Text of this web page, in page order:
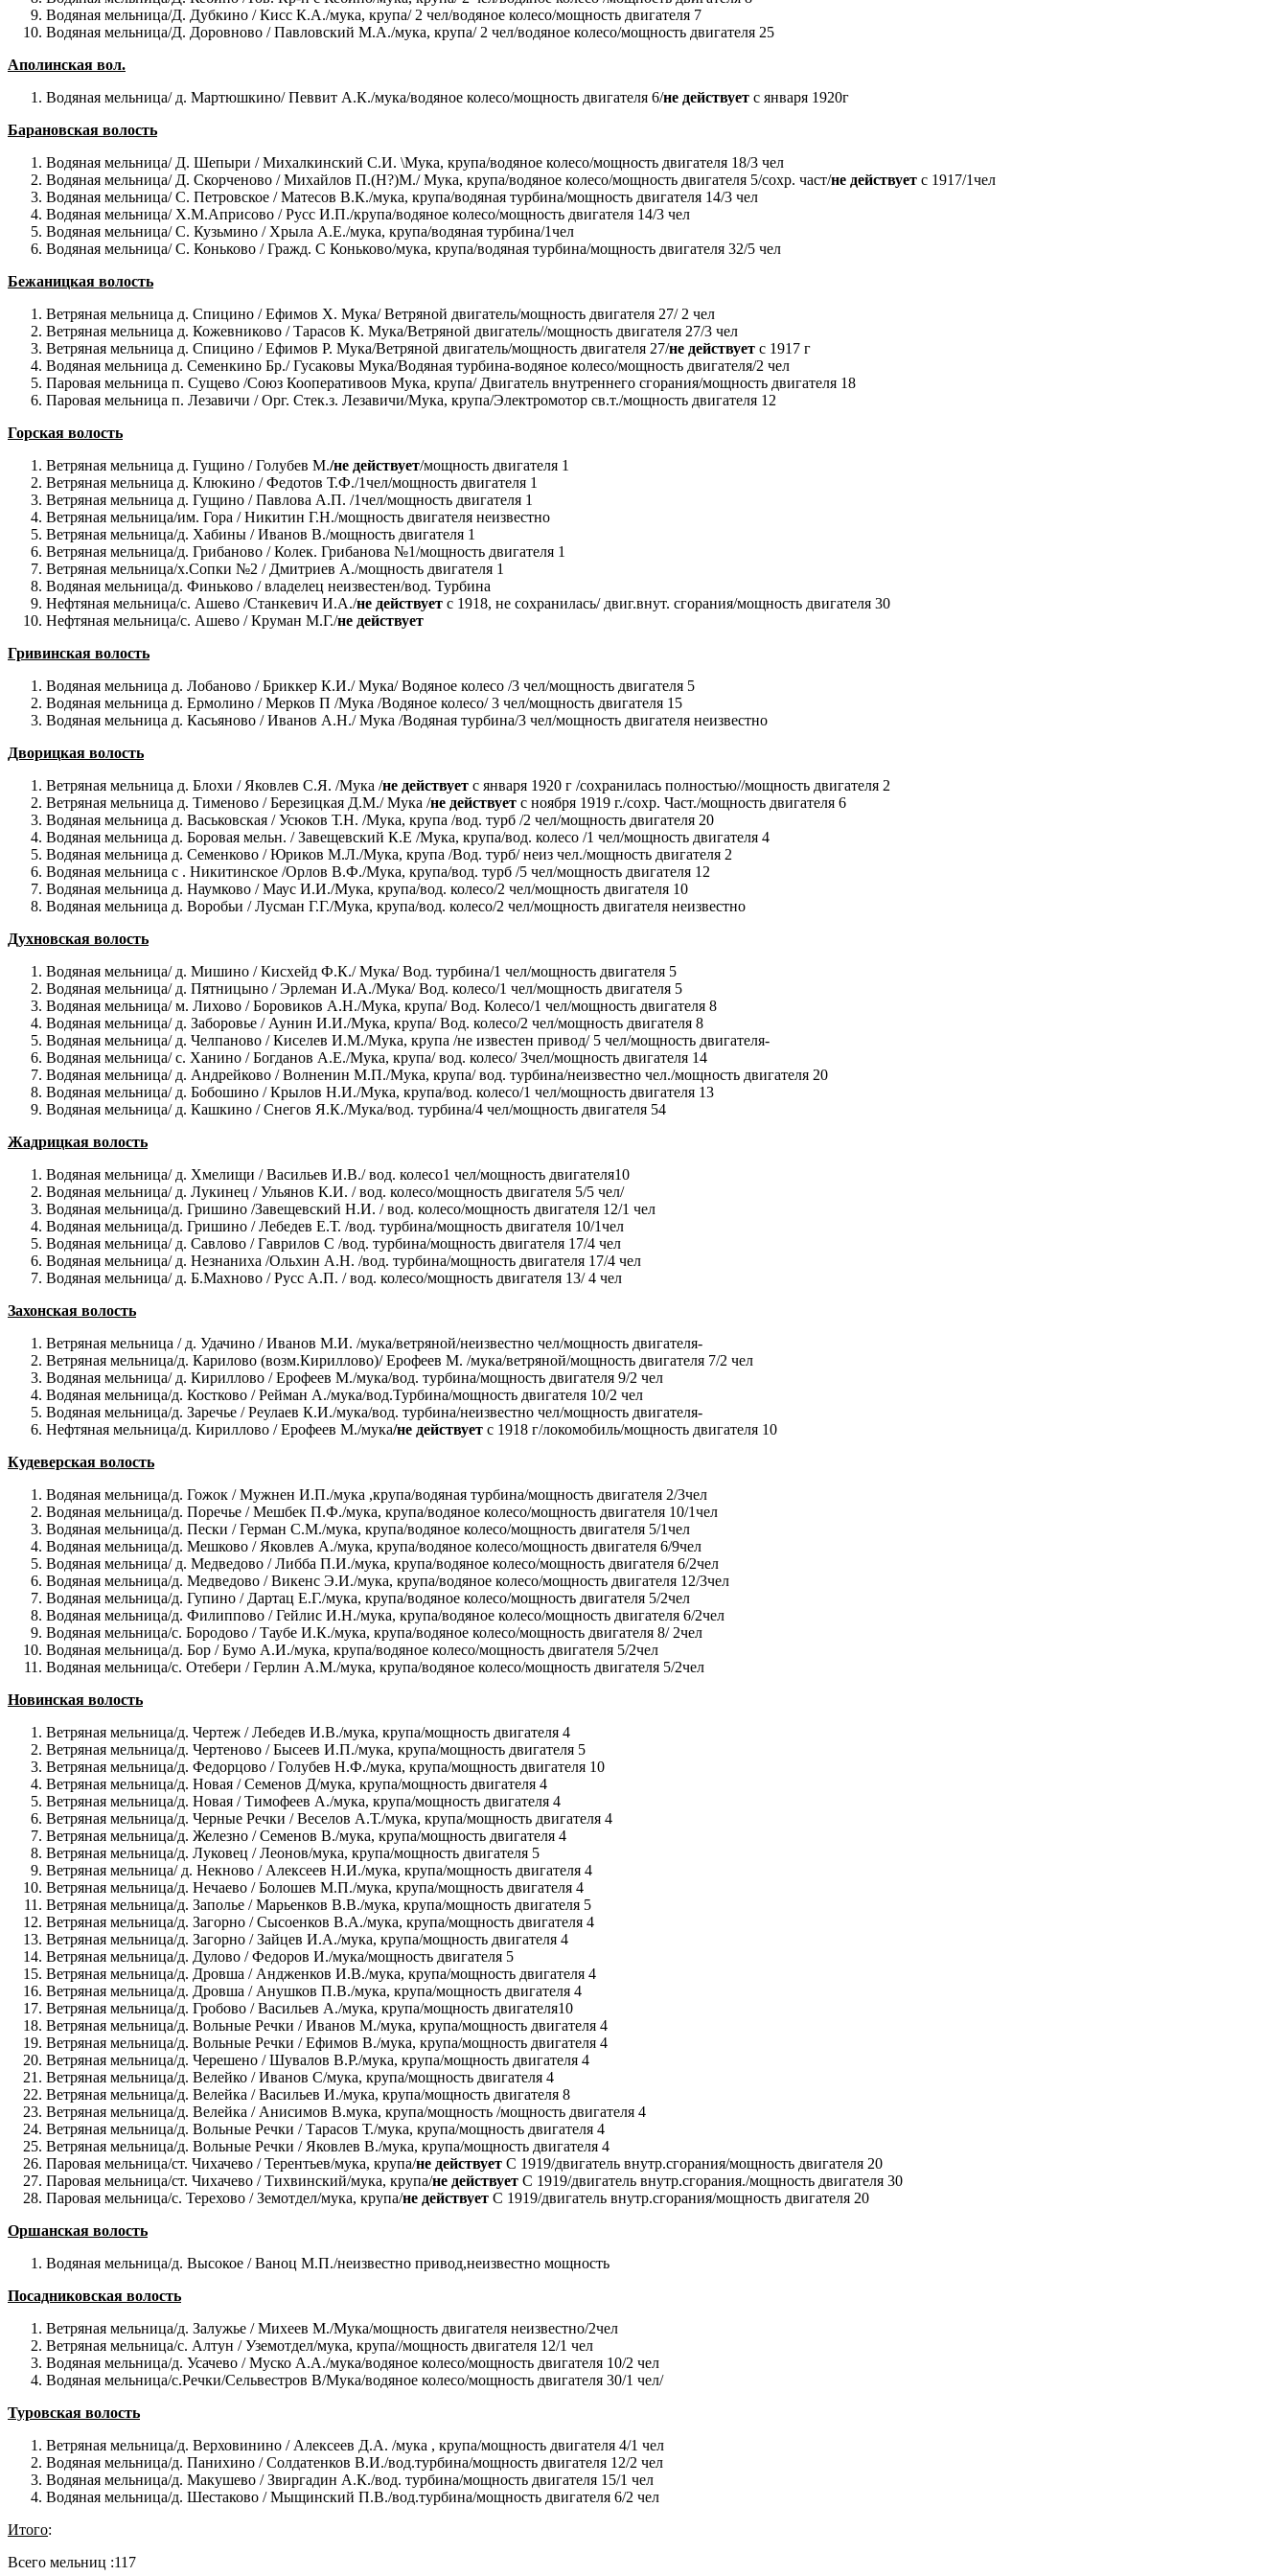
Водяная мельница/Д. Дубкино / Кисс К.А./мука, крупа/ 2 чел/водяное колесо/мощность двигателя 7
Водяная мельница/Д. Доровново / Павловский М.А./мука, крупа/ 2 чел/водяное колесо/мощность двигателя 25
Аполинская вол.
Водяная мельница/ д. Мартюшкино/ Певвит А.К./мука/водяное колесо/мощность двигателя 6/не действует с января 1920г
Барановская волость
Водяная мельница/ Д. Шепыри / Михалкинский С.И. \Мука, крупа/водяное колесо/мощность двигателя 18/3 чел
Водяная мельница/ Д. Скорченово / Михайлов П.(Н?)М./ Мука, крупа/водяное колесо/мощность двигателя 5/сохр. част/не действует с 1917/1чел
Водяная мельница/ С. Петровское / Матесов В.К./мука, крупа/водяная турбина/мощность двигателя 14/3 чел
Водяная мельница/ Х.М.Априсово / Русс И.П./крупа/водяное колесо/мощность двигателя 14/3 чел
Водяная мельница/ С. Кузьмино / Хрыла А.Е./мука, крупа/водяная турбина/1чел
Водяная мельница/ С. Коньково / Гражд. С Коньково/мука, крупа/водяная турбина/мощность двигателя 32/5 чел
Бежаницкая волость
Ветряная мельница д. Спицино / Ефимов Х. Мука/ Ветряной двигатель/мощность двигателя 27/ 2 чел
Ветряная мельница д. Кожевниково / Тарасов К. Мука/Ветряной двигатель//мощность двигателя 27/3 чел
Ветряная мельница д. Спицино / Ефимов Р. Мука/Ветряной двигатель/мощность двигателя 27/не действует с 1917 г
Водяная мельница д. Семенкино Бр./ Гусаковы Мука/Водяная турбина-водяное колесо/мощность двигателя/2 чел
Паровая мельница п. Сущево /Союз Кооперативоов Мука, крупа/ Двигатель внутреннего сгорания/мощность двигателя 18
Паровая мельница п. Лезавичи / Орг. Стек.з. Лезавичи/Мука, крупа/Электромотор св.т./мощность двигателя 12
Горская волость
Ветряная мельница д. Гущино / Голубев М./не действует/мощность двигателя 1
Ветряная мельница д. Клюкино / Федотов Т.Ф./1чел/мощность двигателя 1
Ветряная мельница д. Гущино / Павлова А.П. /1чел/мощность двигателя 1
Ветряная мельница/им. Гора / Никитин Г.Н./мощность двигателя неизвестно
Ветряная мельница/д. Хабины / Иванов В./мощность двигателя 1
Ветряная мельница/д. Грибаново / Колек. Грибанова №1/мощность двигателя 1
Ветряная мельница/х.Сопки №2 / Дмитриев А./мощность двигателя 1
Водяная мельница/д. Финьково / владелец неизвестен/вод. Турбина
Нефтяная мельница/с. Ашево /Станкевич И.А./не действует с 1918, не сохранилась/ двиг.внут. сгорания/мощность двигателя 30
Нефтяная мельница/с. Ашево / Круман М.Г./не действует
Гривинская волость
Водяная мельница д. Лобаново / Бриккер К.И./ Мука/ Водяное колесо /3 чел/мощность двигателя 5
Водяная мельница д. Ермолино / Мерков П /Мука /Водяное колесо/ 3 чел/мощность двигателя 15
Водяная мельница д. Касьяново / Иванов А.Н./ Мука /Водяная турбина/3 чел/мощность двигателя неизвестно
Дворицкая волость
Ветряная мельница д. Блохи / Яковлев С.Я. /Мука /не действует с января 1920 г /сохранилась полностью//мощность двигателя 2
Ветряная мельница д. Тименово / Березицкая Д.М./ Мука /не действует с ноября 1919 г./сохр. Част./мощность двигателя 6
Водяная мельница д. Васьковская / Усюков Т.Н. /Мука, крупа /вод. турб /2 чел/мощность двигателя 20
Водяная мельница д. Боровая мельн. / Завещевский К.Е /Мука, крупа/вод. колесо /1 чел/мощность двигателя 4
Водяная мельница д. Семенково / Юриков М.Л./Мука, крупа /Вод. турб/ неиз чел./мощность двигателя 2
Водяная мельница с . Никитинское /Орлов В.Ф./Мука, крупа/вод. турб /5 чел/мощность двигателя 12
Водяная мельница д. Наумково / Маус И.И./Мука, крупа/вод. колесо/2 чел/мощность двигателя 10
Водяная мельница д. Воробьи / Лусман Г.Г./Мука, крупа/вод. колесо/2 чел/мощность двигателя неизвестно
Духновская волость
Водяная мельница/ д. Мишино / Кисхейд Ф.К./ Мука/ Вод. турбина/1 чел/мощность двигателя 5
Водяная мельница/ д. Пятницыно / Эрлеман И.А./Мука/ Вод. колесо/1 чел/мощность двигателя 5
Водяная мельница/ м. Лихово / Боровиков А.Н./Мука, крупа/ Вод. Колесо/1 чел/мощность двигателя 8
Водяная мельница/ д. Заборовье / Аунин И.И./Мука, крупа/ Вод. колесо/2 чел/мощность двигателя 8
Водяная мельница/ д. Челпаново / Киселев И.М./Мука, крупа /не известен привод/ 5 чел/мощность двигателя-
Водяная мельница/ с. Ханино / Богданов А.Е./Мука, крупа/ вод. колесо/ 3чел/мощность двигателя 14
Водяная мельница/ д. Андрейково / Волненин М.П./Мука, крупа/ вод. турбина/неизвестно чел./мощность двигателя 20
Водяная мельница/ д. Бобошино / Крылов Н.И./Мука, крупа/вод. колесо/1 чел/мощность двигателя 13
Водяная мельница/ д. Кашкино / Снегов Я.К./Мука/вод. турбина/4 чел/мощность двигателя 54
Жадрицкая волость
Водяная мельница/ д. Хмелищи / Васильев И.В./ вод. колесо1 чел/мощность двигателя10
Водяная мельница/ д. Лукинец / Ульянов К.И. / вод. колесо/мощность двигателя 5/5 чел/
Водяная мельница/д. Гришино /Завещевский Н.И. / вод. колесо/мощность двигателя 12/1 чел
Водяная мельница/д. Гришино / Лебедев Е.Т. /вод. турбина/мощность двигателя 10/1чел
Водяная мельница/ д. Савлово / Гаврилов С /вод. турбина/мощность двигателя 17/4 чел
Водяная мельница/ д. Незнаниха /Ольхин А.Н. /вод. турбина/мощность двигателя 17/4 чел
Водяная мельница/ д. Б.Махново / Русс А.П. / вод. колесо/мощность двигателя 13/ 4 чел
Захонская волость
Ветряная мельница / д. Удачино / Иванов М.И. /мука/ветряной/неизвестно чел/мощность двигателя-
Ветряная мельница/д. Карилово (возм.Кириллово)/ Ерофеев М. /мука/ветряной/мощность двигателя 7/2 чел
Водяная мельница/ д. Кириллово / Ерофеев М./мука/вод. турбина/мощность двигателя 9/2 чел
Водяная мельница/д. Костково / Рейман А./мука/вод.Турбина/мощность двигателя 10/2 чел
Водяная мельница/д. Заречье / Реулаев К.И./мука/вод. турбина/неизвестно чел/мощность двигателя-
Нефтяная мельница/д. Кириллово / Ерофеев М./мука/не действует с 1918 г/локомобиль/мощность двигателя 10
Кудеверская волость
Водяная мельница/д. Гожок / Мужнен И.П./мука ,крупа/водяная турбина/мощность двигателя 2/3чел
Водяная мельница/д. Поречье / Мешбек П.Ф./мука, крупа/водяное колесо/мощность двигателя 10/1чел
Водяная мельница/д. Пески / Герман С.М./мука, крупа/водяное колесо/мощность двигателя 5/1чел
Водяная мельница/д. Мешково / Яковлев А./мука, крупа/водяное колесо/мощность двигателя 6/9чел
Водяная мельница/ д. Медведово / Либба П.И./мука, крупа/водяное колесо/мощность двигателя 6/2чел
Водяная мельница/д. Медведово / Викенс Э.И./мука, крупа/водяное колесо/мощность двигателя 12/3чел
Водяная мельница/д. Гупино / Дартац Е.Г./мука, крупа/водяное колесо/мощность двигателя 5/2чел
Водяная мельница/д. Филиппово / Гейлис И.Н./мука, крупа/водяное колесо/мощность двигателя 6/2чел
Водяная мельница/с. Бородово / Таубе И.К./мука, крупа/водяное колесо/мощность двигателя 8/ 2чел
Водяная мельница/д. Бор / Бумо А.И./мука, крупа/водяное колесо/мощность двигателя 5/2чел
Водяная мельница/с. Отебери / Герлин А.М./мука, крупа/водяное колесо/мощность двигателя 5/2чел
Новинская волость
Ветряная мельница/д. Чертеж / Лебедев И.В./мука, крупа/мощность двигателя 4
Ветряная мельница/д. Чертеново / Бысеев И.П./мука, крупа/мощность двигателя 5
Ветряная мельница/д. Федорцово / Голубев Н.Ф./мука, крупа/мощность двигателя 10
Ветряная мельница/д. Новая / Семенов Д/мука, крупа/мощность двигателя 4
Ветряная мельница/д. Новая / Тимофеев А./мука, крупа/мощность двигателя 4
Ветряная мельница/д. Черные Речки / Веселов А.Т./мука, крупа/мощность двигателя 4
Ветряная мельница/д. Железно / Семенов В./мука, крупа/мощность двигателя 4
Ветряная мельница/д. Луковец / Леонов/мука, крупа/мощность двигателя 5
Ветряная мельница/ д. Некново / Алексеев Н.И./мука, крупа/мощность двигателя 4
Ветряная мельница/д. Нечаево / Болошев М.П./мука, крупа/мощность двигателя 4
Ветряная мельница/д. Заполье / Марьенков В.В./мука, крупа/мощность двигателя 5
Ветряная мельница/д. Загорно / Сысоенков В.А./мука, крупа/мощность двигателя 4
Ветряная мельница/д. Загорно / Зайцев И.А./мука, крупа/мощность двигателя 4
Ветряная мельница/д. Дулово / Федоров И./мука/мощность двигателя 5
Ветряная мельница/д. Дровша / Андженков И.В./мука, крупа/мощность двигателя 4
Ветряная мельница/д. Дровша / Анушков П.В./мука, крупа/мощность двигателя 4
Ветряная мельница/д. Гробово / Васильев А./мука, крупа/мощность двигателя10
Ветряная мельница/д. Вольные Речки / Иванов М./мука, крупа/мощность двигателя 4
Ветряная мельница/д. Вольные Речки / Ефимов В./мука, крупа/мощность двигателя 4
Ветряная мельница/д. Черешено / Шувалов В.Р./мука, крупа/мощность двигателя 4
Ветряная мельница/д. Велейко / Иванов С/мука, крупа/мощность двигателя 4
Ветряная мельница/д. Велейка / Васильев И./мука, крупа/мощность двигателя 8
Ветряная мельница/д. Велейка / Анисимов В.мука, крупа/мощность /мощность двигателя 4
Ветряная мельница/д. Вольные Речки / Тарасов Т./мука, крупа/мощность двигателя 4
Ветряная мельница/д. Вольные Речки / Яковлев В./мука, крупа/мощность двигателя 4
Паровая мельница/ст. Чихачево / Терентьев/мука, крупа/не действует С 1919/двигатель внутр.сгорания/мощность двигателя 20
Паровая мельница/ст. Чихачево / Тихвинский/мука, крупа/не действует С 1919/двигатель внутр.сгорания./мощность двигателя 30
Паровая мельница/с. Терехово / Земотдел/мука, крупа/не действует С 1919/двигатель внутр.сгорания/мощность двигателя 20
Оршанская волость
Водяная мельница/д. Высокое / Ваноц М.П./неизвестно привод,неизвестно мощность
Посадниковская волость
Ветряная мельница/д. Залужье / Михеев М./Мука/мощность двигателя неизвестно/2чел
Ветряная мельница/с. Алтун / Уземотдел/мука, крупа//мощность двигателя 12/1 чел
Водяная мельница/д. Усачево / Муско А.А./мука/водяное колесо/мощность двигателя 10/2 чел
Водяная мельница/с.Речки/Сельвестров В/Мука/водяное колесо/мощность двигателя 30/1 чел/
Туровская волость
Ветряная мельница/д. Верховинино / Алексеев Д.А. /мука , крупа/мощность двигателя 4/1 чел
Водяная мельница/д. Панихино / Солдатенков В.И./вод.турбина/мощность двигателя 12/2 чел
Водяная мельница/д. Макушево / Звиргадин А.К./вод. турбина/мощность двигателя 15/1 чел
Водяная мельница/д. Шестаково / Мыщинский П.В./вод.турбина/мощность двигателя 6/2 чел
Итого:
Всего мельниц :117